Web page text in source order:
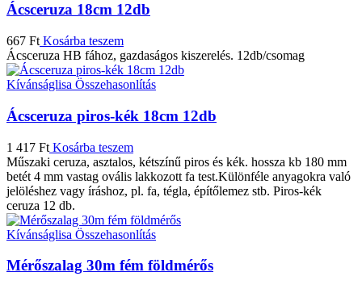
Ácsceruza 18cm 12db
667 Ft Kosárba teszem
Ácsceruza HB fához, gazdaságos kiszerelés. 12db/csomag
Kívánságlisa Összehasonlítás
Ácsceruza piros-kék 18cm 12db
1 417 Ft Kosárba teszem
Műszaki ceruza, asztalos, kétszínű piros és kék. hossza kb 180 mm
betét 4 mm vastag ovális lakkozott fa test.Különféle anyagokra való
jelöléshez vagy íráshoz, pl. fa, tégla, építőlemez stb. Piros-kék
ceruza 12 db.
Kívánságlisa Összehasonlítás
Mérőszalag 30m fém földmérős